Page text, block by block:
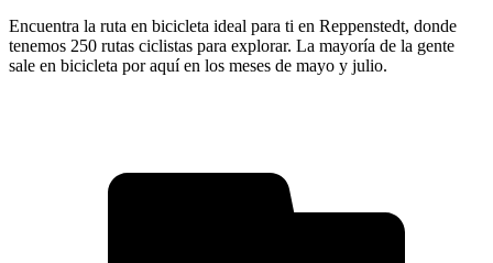
Encuentra la ruta en bicicleta ideal para ti en Reppenstedt, donde
tenemos 250 rutas ciclistas para explorar. La mayoría de la gente
sale en bicicleta por aquí en los meses de mayo y julio.